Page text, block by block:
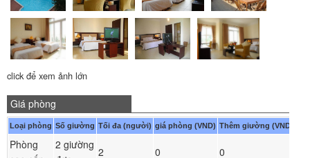
click để xem ảnh lớn
Giá phòng
Loại phòng Số giường Tối đa (người) giá phòng (VND) Thêm giường (VND)
Phòng
2 giường
2 0 0